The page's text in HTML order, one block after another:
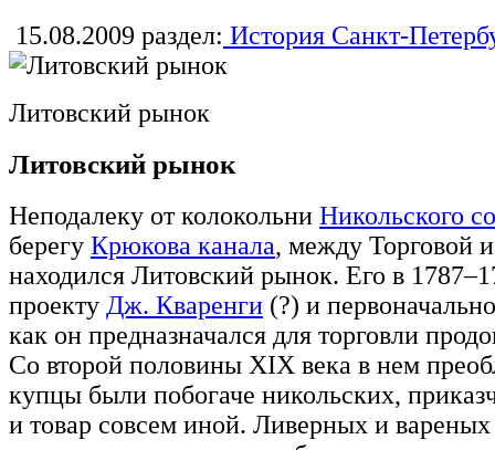
15.08.2009 раздел: История Санкт-
Литовский рынок
Литовский рынок
Неподалеку от колокольни Никольского
берегу Крюкова канала, между Торговой
находился Литовский рынок. Его в
проекту Дж. Кваренги (?) и
как он предназначался для торговли
Со второй половины XIX века в нем
купцы были побогаче никольских,
и товар совсем иной. Ливерных и вареных